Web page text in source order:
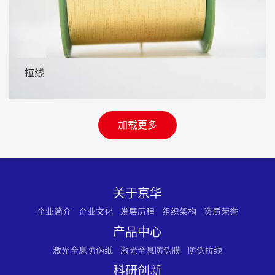
拉线
加载更多
关于京华
企业简介 企业文化 发展历程 组织架构
资质荣誉
产品中心
激光全息防伪纸 激光全息防伪膜
防伪拉线
科研创新